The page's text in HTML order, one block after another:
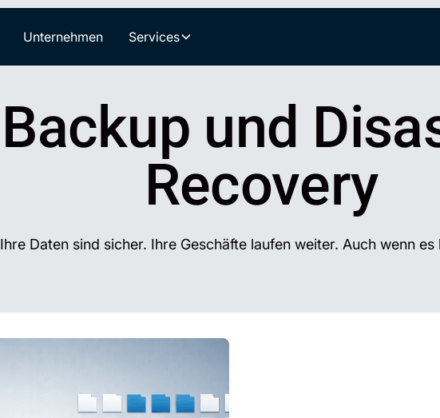
Unternehmen Services
Backup und
Recovery
Ihre Daten sind sicher. Ihre Geschäfte laufen weiter. Auch wenn